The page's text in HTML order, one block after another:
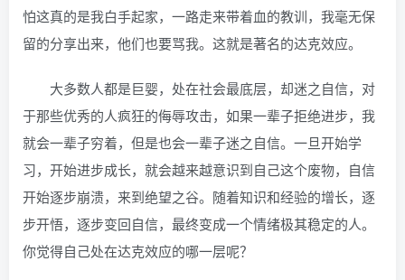
怕这真的是我白手起家，一路走来带着血的教训，我毫无保
留的分享出来，他们也要骂我。这就是著名的达克效应。
大多数人都是巨婴，处在社会最底层，却迷之自信，对
于那些优秀的人疯狂的侮辱攻击，如果一辈子拒绝进步，我
就会一辈子穷着，但是也会一辈子迷之自信。一旦开始学
习，开始进步成长，就会越来越意识到自己这个废物，自信
开始逐步崩溃，来到绝望之谷。随着知识和经验的增长，逐
步开悟，逐步变回自信，最终变成一个情绪极其稳定的人。
你觉得自己处在达克效应的哪一层呢？